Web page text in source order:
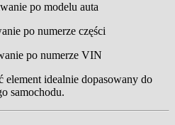
po modelu auta
po numerze części
po numerze VIN
element idealnie dopasowany do
samochodu.